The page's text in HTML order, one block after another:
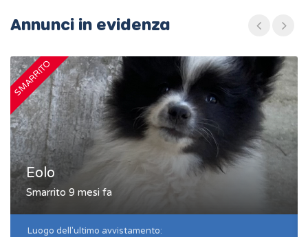
Annunci in evidenza
SMARRITO
Eolo
Smarrito 9 mesi fa
Luogo dell'ultimo avvistamento: